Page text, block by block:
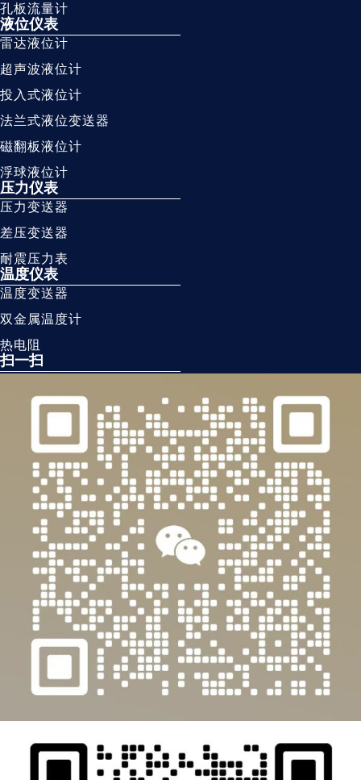
孔板流量计
液位仪表
雷达液位计
超声波液位计
投入式液位计
法兰式液位变送器
磁翻板液位计
浮球液位计
压力仪表
压力变送器
差压变送器
耐震压力表
温度仪表
温度变送器
双金属温度计
热电阻
扫一扫